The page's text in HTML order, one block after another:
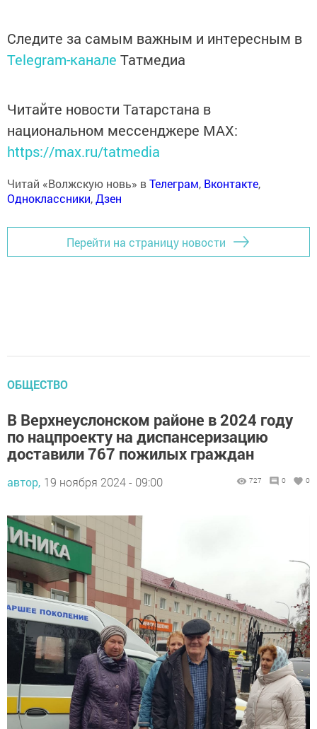
Следите за самым важным и интересным в
Telegram-канале Татмедиа
Читайте новости Татарстана в
национальном мессенджере MАХ:
https://max.ru/tatmedia
Читай «Волжскую новь» вТелеграм, Вконтакте,
Одноклассники,Дзен
Перейти на страницу новости
ОБЩЕСТВО
В Верхнеуслонском районе в 2024 году
по нацпроекту на диспансеризацию
доставили 767 пожилых граждан
автор, 19 ноября 2024 - 09:00 727 0 0